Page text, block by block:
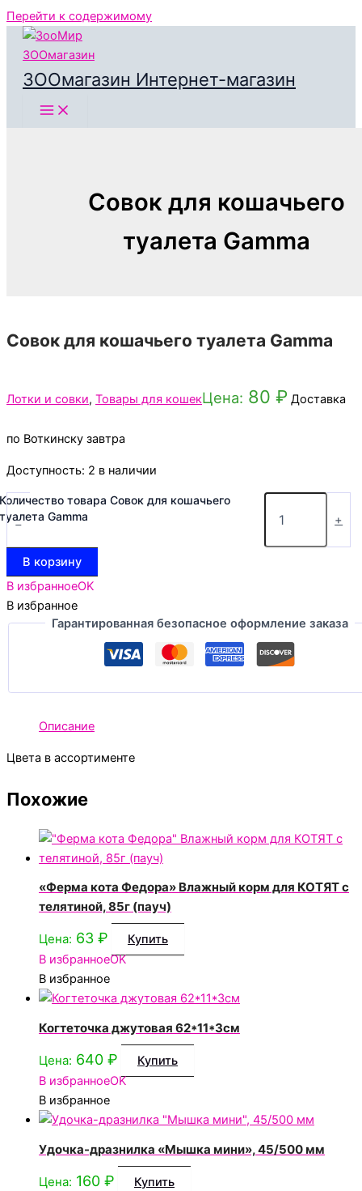
Перейти к содержимому
ЗООмагазин Интернет-магазин
Совок для кошачьего
туалета Gamma
Совок для кошачьего туалета Gamma
Лотки и совки, Товары для кошекЦена: 80 ₽ Доставка
по Воткинску завтра
Доступность: 2 в наличии
-
товара Совок для кошачьего
Gamma
+
В корзину
В избранноеOK
В избранное
Гарантированная безопасное оформление заказа
Описание
Цвета в ассортименте
Похожие
«Ферма кота Федора» Влажный корм для КОТЯТ с
телятиной, 85г (пауч)
Цена: 63 ₽
Купить
В избранноеOK
В избранное
Когтеточка джутовая 62*11*3см
Цена: 640 ₽
Купить
В избранноеOK
В избранное
Удочка-дразнилка «Мышка мини», 45/500 мм
Цена: 160 ₽
Купить